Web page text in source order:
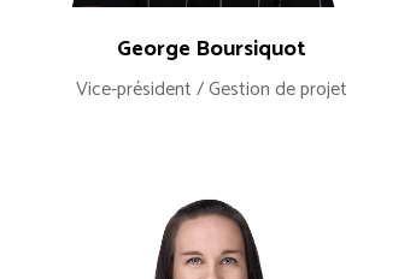
George Boursiquot
Vice-président / Gestion de projet